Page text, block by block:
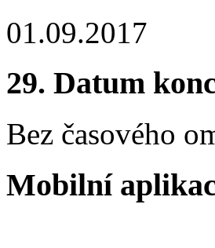
01.09.2017
29. Datum
Bez časového
Mobilní